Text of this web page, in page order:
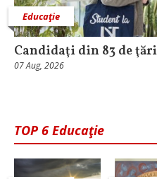
Educaţie
Candidaţi din 83 de
07 Aug, 2026
TOP 6 Educaţie